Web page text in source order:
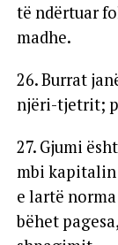
të ndërtuar
madhe.
26. Burrat
njëri-tjetrit;
27. Gjumi
mbi kapitalin
e lartë
bëhet